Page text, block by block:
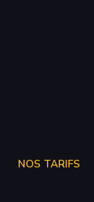
NOS TARIFS